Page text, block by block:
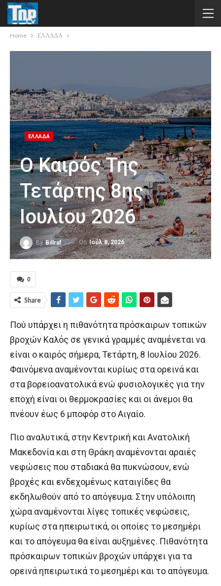
Home ΕΛΛΑΔΑ
ΕΛΛΑΔΑ
Ο Καιρός Της
Τετάρτης 8ης
Ιουλίου 2026
ByBillraf OnΙούλ 8, 2026
0
Share
Πού υπάρχει η πιθανότητα πρόσκαιρων τοπικών
βροχών Καλός σε γενικά γραμμές αναμένεται να
είναι ο καιρός σήμερα, Τετάρτη, 8 Ιουλίου 2026.
Φαινόμενα αναμένονται κυρίως στα ορεινά και
στα βορειοανατολικά ενώ φυσιολογικές για την
εποχή είναι οι θερμοκρασίες και οι άνεμοι θα
πνέουν έως 6 μποφόρ στο Αιγαίο.
Πιο αναλυτικά, στην Κεντρική και Ανατολική
Μακεδονία και στη Θράκη αναμένονται αραιές
νεφώσεις που σταδιακά θα πυκνώσουν, ενώ
βροχές και ενδεχομένως καταιγίδες θα
εκδηλωθούν από το απόγευμα. Στην υπόλοιπη
χώρα αναμένονται λίγες τοπικές νεφώσεις,
κυρίως στα ηπειρωτικά, οι οποίες το μεσημέρι
και το απόγευμα θα είναι αυξημένες. Πιθανότητα
πρόσκαιρων τοπικών βροχών υπάρχει για τα
ορεινά ηπειρωτικά το μεσημέρι και το απόγευμα.